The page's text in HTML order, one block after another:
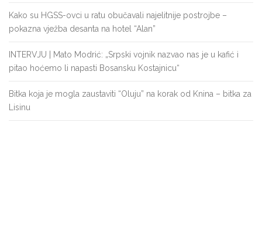
Kako su HGSS-ovci u ratu obučavali najelitnije postrojbe –
pokazna vježba desanta na hotel “Alan”
INTERVJU | Mato Modrić: „Srpski vojnik nazvao nas je u kafić i
pitao hoćemo li napasti Bosansku Kostajnicu“
Bitka koja je mogla zaustaviti “Oluju” na korak od Knina – bitka za
Lisinu